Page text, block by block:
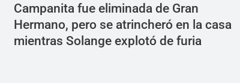
Campanita fue eliminada de Gran
Hermano, pero se atrincheró en la casa
mientras Solange explotó de furia